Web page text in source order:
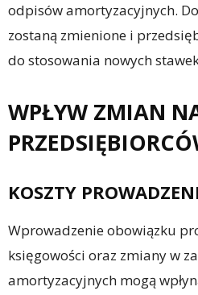
odpisów amortyzacyjnych.
zostaną zmienione i
do stosowania nowych
WPŁYW ZMIAN
KOSZTY
Wprowadzenie obowiązku
księgowości oraz zmiany w
amortyzacyjnych mogą